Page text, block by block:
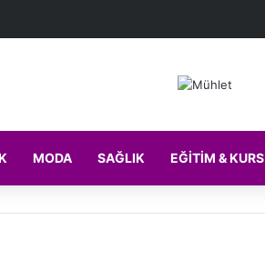
MODA SAĞLIK EĞITIM & KURS